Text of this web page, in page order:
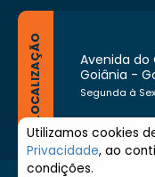
LOCALIZAÇÃO
Avenida do
Goiânia -
Segunda à
Utilizamos cookies
Privacidade, ao
condições.